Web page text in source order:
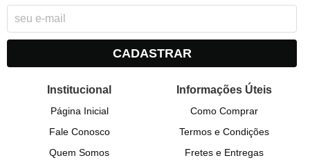
CADASTRAR
Institucional
Página Inicial
Fale Conosco
Quem Somos
Informações Úteis
Como Comprar
Termos e Condições
Fretes e Entregas